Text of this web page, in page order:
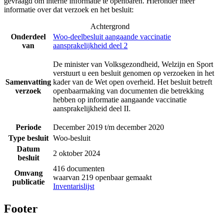
informatie over dat verzoek en het besluit:
Achtergrond
Onderdeel
van
Woo-deelbesluit aangaande vaccinatie
aansprakelijkheid deel 2
Samenvatting
verzoek
De minister van Volksgezondheid, Welzijn en Sport
verstuurt u een besluit genomen op verzoeken in het
kader van de Wet open overheid. Het besluit betreft
openbaarmaking van documenten die betrekking
hebben op informatie aangaande vaccinatie
aansprakelijkheid deel II.
Periode
December 2019 t/m december 2020
Type besluit Woo-besluit
Datum
besluit
2 oktober 2024
Omvang
publicatie
416 documenten
waarvan 219 openbaar gemaakt
Inventarislijst
Footer